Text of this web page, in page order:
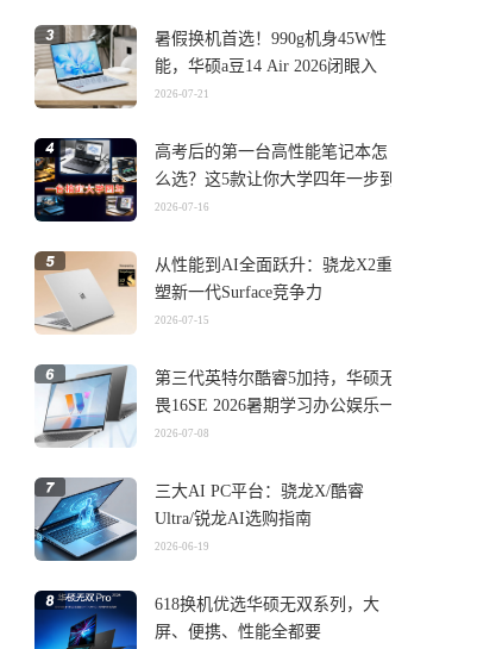
暑假换机首选！990g机身45W性
能，华硕a豆14 Air 2026闭眼入
2026-07-21
高考后的第一台高性能笔记本怎
么选？这5款让你大学四年一步到
位
2026-07-16
从性能到AI全面跃升：骁龙X2重
塑新一代Surface竞争力
2026-07-15
第三代英特尔酷睿5加持，华硕无
畏16SE 2026暑期学习办公娱乐一
机搞定
2026-07-08
三大AI PC平台：骁龙X/酷睿
Ultra/锐龙AI选购指南
2026-06-19
618换机优选华硕无双系列，大
屏、便携、性能全都要